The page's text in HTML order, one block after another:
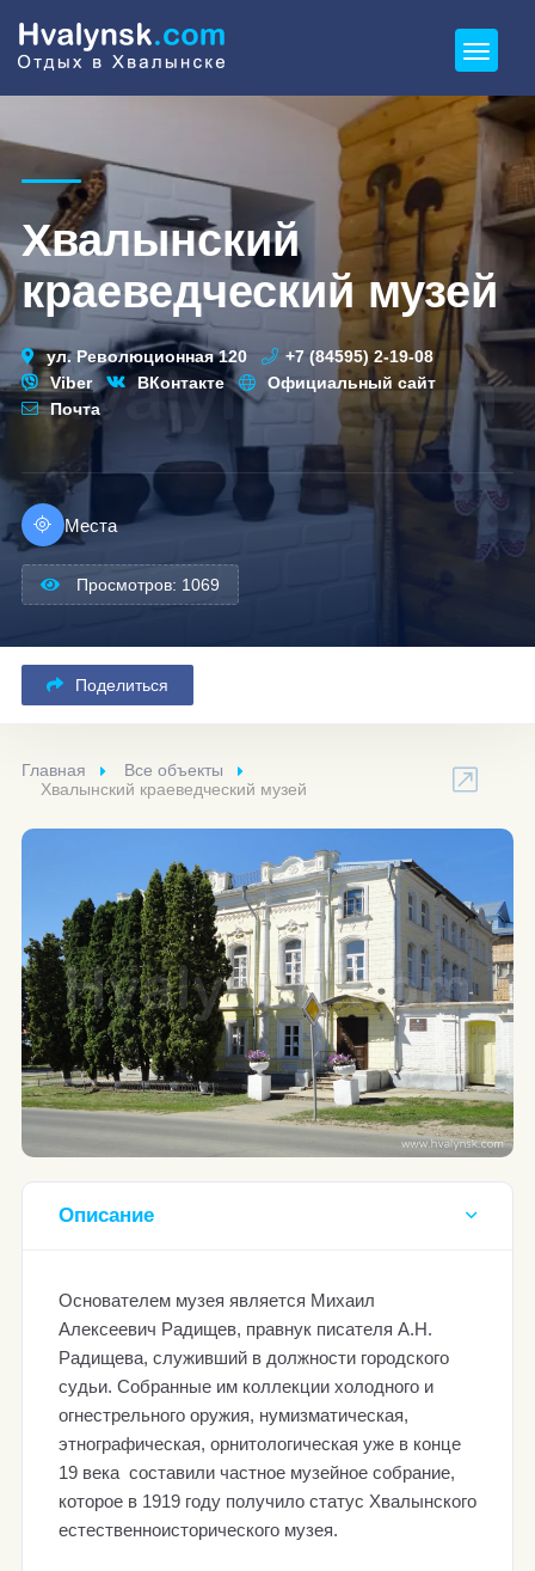
Хвалынский
краеведческий музей
ул. Революционная 120
+7 (84595) 2-19-08
Viber
ВКонтакте
Официальный сайт
Почта
Места
Просмотров: 1069
Поделиться
Главная
Все объекты
Хвалынский краеведческий музей
Описание
Основателем музея является Михаил
Алексеевич Радищев, правнук писателя А.Н.
Радищева, служивший в должности городского
судьи. Собранные им коллекции холодного и
огнестрельного оружия, нумизматическая,
этнографическая, орнитологическая уже в конце
19 века составили частное музейное собрание,
которое в 1919 году получило статус Хвалынского
естественноисторического музея.